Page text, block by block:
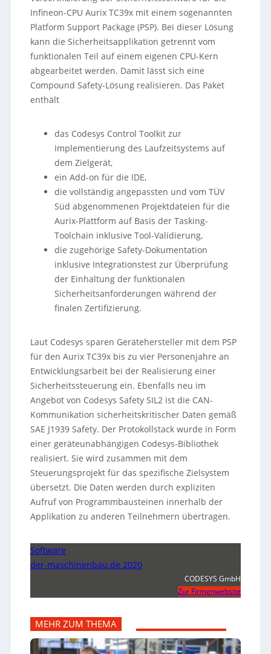
Infineon-CPU Aurix TC39x mit einem sogenannten
Platform Support Package (PSP). Bei dieser Lösung
kann die Sicherheitsapplikation getrennt vom
funktionalen Teil auf einem eigenen CPU-Kern
abgearbeitet werden. Damit lässt sich eine
Compound Safety-Lösung realisieren. Das Paket
enthält
das Codesys Control Toolkit zur
Implementierung des Laufzeitsystems auf
dem Zielgerät,
ein Add-on für die IDE,
die vollständig angepassten und vom TÜV
Süd abgenommenen Projektdateien für die
Aurix-Plattform auf Basis der Tasking-
Toolchain inklusive Tool-Validierung,
die zugehörige Safety-Dokumentation
inklusive Integrationstest zur Überprüfung
der Einhaltung der funktionalen
Sicherheitsanforderungen während der
finalen Zertifizierung.
Laut Codesys sparen Gerätehersteller mit dem PSP
für den Aurix TC39x bis zu vier Personenjahre an
Entwicklungsarbeit bei der Realisierung einer
Sicherheitssteuerung ein. Ebenfalls neu im
Angebot von Codesys Safety SIL2 ist die CAN-
Kommunikation sicherheitskritischer Daten gemäß
SAE J1939 Safety. Der Protokollstack wurde in Form
einer geräteunabhängigen Codesys-Bibliothek
realisiert. Sie wird zusammen mit dem
Steuerungsprojekt für das spezifische Zielsystem
übersetzt. Die Daten werden durch expliziten
Aufruf von Programmbausteinen innerhalb der
Applikation zu anderen Teilnehmern übertragen.
Software
der-maschinenbau.de 2020
CODESYS GmbH
Zur Firmenwebsite
MEHR ZUM THEMA